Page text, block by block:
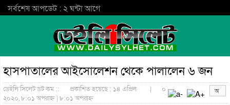
সর্বশেষ আপডেট : ২ ঘন্টা আগে
হাসপাতালের আইসোলেশন থেকে পালালেন ৬ জন
ডেইলি সিলেট ডট কম ::
প্রকাশিত হয়েছে : ১৪ এপ্রিল
২০২০, ৮:০১ অপরাহ্ন | ৮:০১ অপরাহ্ন
| ০